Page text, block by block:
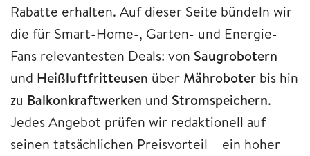
Rabatte erhalten. Auf dieser Seite bündeln wir
die für Smart-Home-, Garten- und Energie-
Fans relevantesten Deals: von Saugrobotern
und Heißluftfritteusen über Mähroboter bis hin
zu Balkonkraftwerken und Stromspeichern.
Jedes Angebot prüfen wir redaktionell auf
seinen tatsächlichen Preisvorteil – ein hoher